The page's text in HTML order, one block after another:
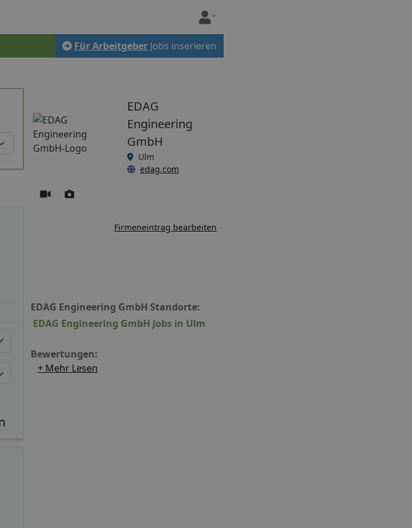
Für Arbeitgeber Jobs inserieren
EDAG
Engineering
GmbH
Ulm
edag.com
Firmeneintrag bearbeiten
EDAG Engineering GmbH Standorte:
EDAG Engineering GmbH Jobs in Ulm
Bewertungen:
+ Mehr Lesen